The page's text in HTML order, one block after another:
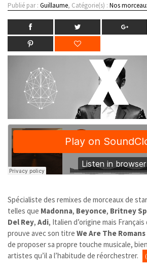
Publié par : Guillaume, Catégorie(s) : Nos
Spécialiste des remixes de morceaux de
telles que Madonna, Beyonce, Britney
Del Rey, Adi, Italien d’origine mais
prouve avec son titre We Are The Romans
de proposer sa propre touche musicale,
artistes qu’il a l’habitude de réorchestrer.